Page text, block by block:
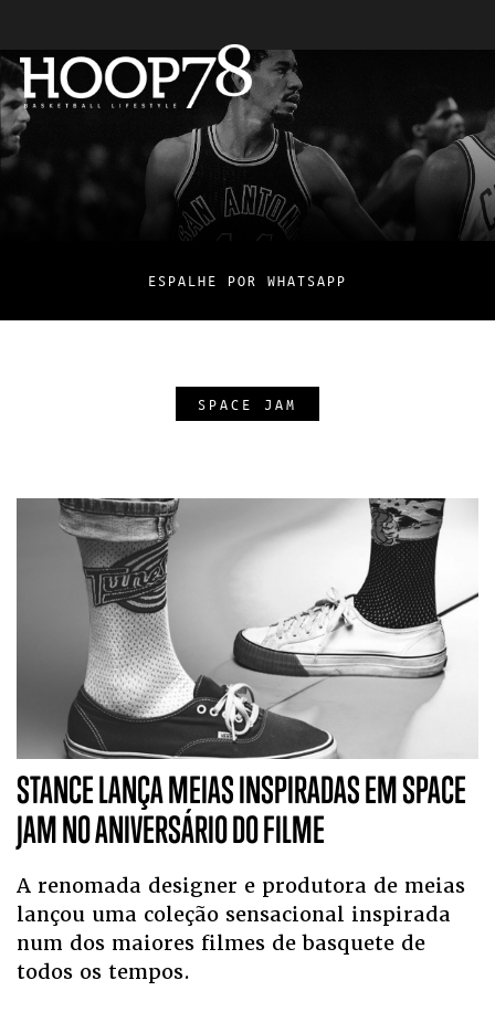
ESPALHE POR WHATSAPP
SPACE JAM
STANCE LANÇA MEIAS INSPIRADAS EM SPACE
JAM NO ANIVERSÁRIO DO FILME
A renomada designer e produtora de meias
lançou uma coleção sensacional inspirada
num dos maiores filmes de basquete de
todos os tempos.